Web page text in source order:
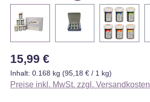
Regulärer Preis:
15,99 €
Inhalt: 0.168 kg (95,18 € / 1 kg)
Preise inkl. MwSt. zzgl. Versandkosten